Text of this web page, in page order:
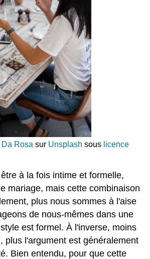
Rosa sur Unsplash sous licence
à la fois intime et formelle,
mariage, mais cette combinaison
plus nous sommes à l'aise
de nous-mêmes dans une
est formel. À l'inverse, moins
plus l'argument est généralement
Bien entendu, pour que cette